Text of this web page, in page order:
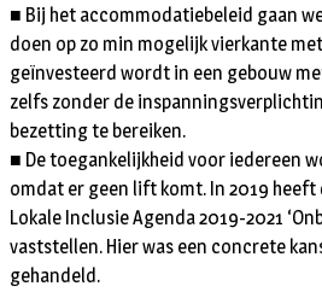
■ Bij het accommodatiebeleid gaan
doen op zo min mogelijk vierkante
geïnvesteerd wordt in een gebouw
zelfs zonder de
bezetting te bereiken.
■ De toegankelijkheid voor iedereen
omdat er geen lift komt. In 2019
Lokale Inclusie Agenda 2019-2021
vaststellen. Hier was een concrete
gehandeld.